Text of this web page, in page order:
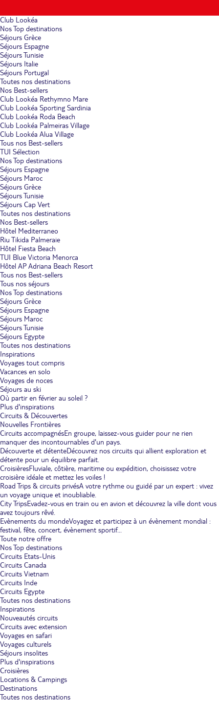
Club Lookéa
Nos Top destinations
Séjours Grèce
Séjours Espagne
Séjours Tunisie
Séjours Italie
Séjours Portugal
Toutes nos destinations
Nos Best-sellers
Club Lookéa Rethymno Mare
Club Lookéa Sporting Sardinia
Club Lookéa Roda Beach
Club Lookéa Palmeiras Village
Club Lookéa Alua Village
Tous nos Best-sellers
TUI Sélection
Nos Top destinations
Séjours Espagne
Séjours Maroc
Séjours Grèce
Séjours Tunisie
Séjours Cap Vert
Toutes nos destinations
Nos Best-sellers
Hôtel Mediterraneo
Riu Tikida Palmeraie
Hôtel Fiesta Beach
TUI Blue Victoria Menorca
Hôtel AP Adriana Beach Resort
Tous nos Best-sellers
Tous nos séjours
Nos Top destinations
Séjours Grèce
Séjours Espagne
Séjours Maroc
Séjours Tunisie
Séjours Egypte
Toutes nos destinations
Inspirations
Voyages tout compris
Vacances en solo
Voyages de noces
Séjours au ski
Où partir en février au soleil ?
Plus d'inspirations
Circuits & Découvertes
Nouvelles Frontières
Circuits accompagnésEn groupe, laissez-vous guider pour ne rien
manquer des incontournables d'un pays.
Découverte et détenteDécouvrez nos circuits qui allient exploration et
détente pour un équilibre parfait.
CroisièresFluviale, côtière, maritime ou expédition, choisissez votre
croisière idéale et mettez les voiles !
Road Trips & circuits privésA votre rythme ou guidé par un expert : vivez
un voyage unique et inoubliable.
City TripsEvadez-vous en train ou en avion et découvrez la ville dont vous
avez toujours rêvé.
Evènements du mondeVoyagez et participez à un évènement mondial :
festival, fête, concert, évènement sportif...
Toute notre offre
Nos Top destinations
Circuits Etats-Unis
Circuits Canada
Circuits Vietnam
Circuits Inde
Circuits Egypte
Toutes nos destinations
Inspirations
Nouveautés circuits
Circuits avec extension
Voyages en safari
Voyages culturels
Séjours insolites
Plus d'inspirations
Croisières
Locations & Campings
Destinations
Toutes nos destinations